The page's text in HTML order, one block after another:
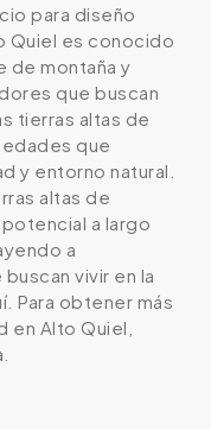
para diseño
Quiel es conocido
de montaña y
que buscan
tierras altas de
que
y entorno natural.
altas de
a largo
a
vivir en la
Para obtener más
Alto Quiel,